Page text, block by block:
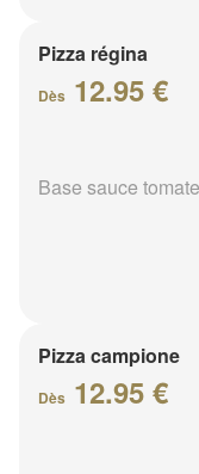
Pizza régina
Dès 12.95 €
Base sauce
Pizza campione
Dès 12.95 €